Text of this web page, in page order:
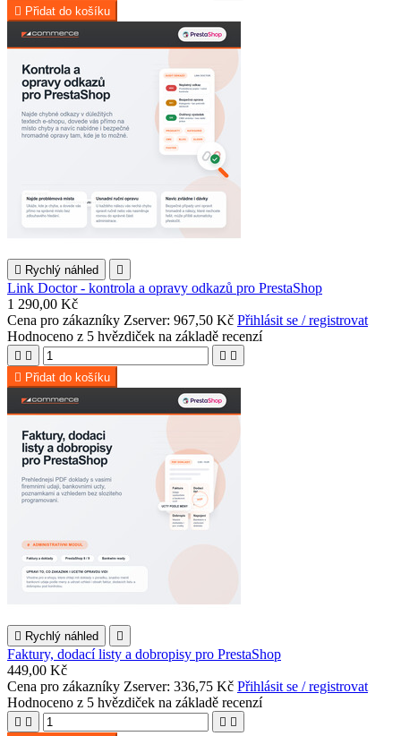
 Přidat do košíku
 Rychlý náhled 
Link Doctor - kontrola a opravy odkazů pro PrestaShop
1 290,00 Kč
Cena pro zákazníky Zserver: 967,50 Kč Přihlásit se / registrovat
Hodnoceno z 5 hvězdiček na základě recenzí
   
 Přidat do košíku
 Rychlý náhled 
Faktury, dodací listy a dobropisy pro PrestaShop
449,00 Kč
Cena pro zákazníky Zserver: 336,75 Kč Přihlásit se / registrovat
Hodnoceno z 5 hvězdiček na základě recenzí
   